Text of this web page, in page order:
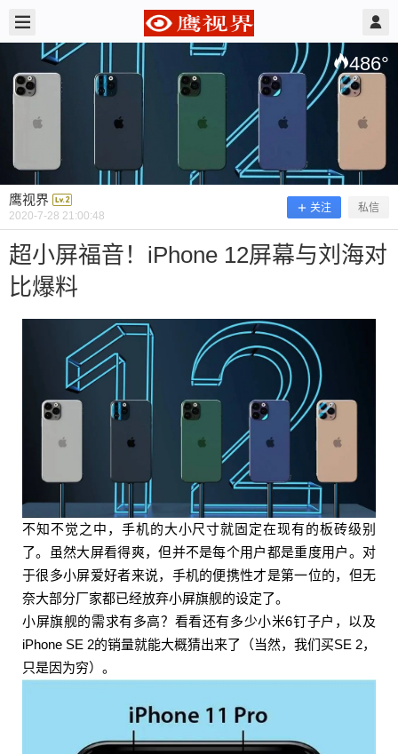
486°
鹰视界
2020-7-28 21:00:48
关注 私信
超小屏福音！iPhone 12屏幕与刘海对
比爆料
不知不觉之中，手机的大小尺寸就固定在现有的板砖级别
了。虽然大屏看得爽，但并不是每个用户都是重度用户。对
于很多小屏爱好者来说，手机的便携性才是第一位的，但无
奈大部分厂家都已经放弃小屏旗舰的设定了。
小屏旗舰的需求有多高？看看还有多少小米6钉子户，以及
iPhone SE 2的销量就能大概猜出来了（当然，我们买SE 2，
只是因为穷）。
鹰视界 @ 鹰视界 2020/7/28
超小屏福音！iPhone 12屏幕与刘海对
比爆料
不知不觉之中，手机的大小尺寸就固定在现有的板
砖级别了。虽然大屏看得爽，但并不是每个用户都
是重度用户。对于很多小屏爱好者来说，手机的便
携性才是第一位的，但无奈大部分厂家都已经放弃
小屏旗舰的设定了。 小屏旗舰的需求有多高？看看
还有多少小米6钉子户，以及iPhone SE 2的销量就
能大概猜出来了（当然，我们买SE 2，只是因为
穷）。 7月28日消息，推特用户@Komiya爆料了iP
hone11和iPhone12系列的刘海大小对比图，同时还
有更加直观的两代iPhone屏幕大小对比图。 其实他
这两天还爆料了ARM版MacBook的价格（799美
元，约合人民币5600元），以及新产品的预订和出
货时间： 新Apple Watch和新iPad会在9月11日开始
接受预定，9月18日发货。而iPhone 12和12 Max会
会是10月16日预定，10月23日发货。不过这个时间
有点太早了，存疑。 根据现有爆料数据，我们爱搞
扫描二维码继续阅读